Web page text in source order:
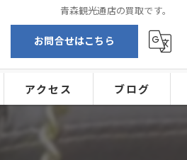
青森観光通店の買取です。
お問合せはこちら
アクセス
買取専門店大吉 青森観光通店
ブログ